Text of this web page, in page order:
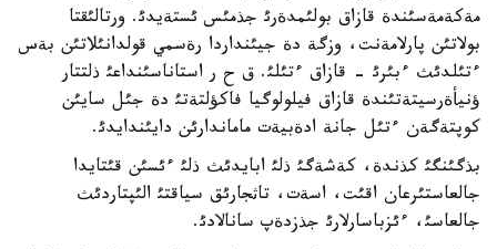
مةكةمةسئندة قازاق بولئمدةرئ جذمئس ئستةيدئ. ورتالئقتا
بولاتئن پارلامةنت، وزگة دة جيئنداردا رةسمي قولدانئلاتئن بةس
ءتئلدئث ءبئرئ - قازاق ءتئلئ. ق ح ر استاناسئنداعئ ذلتتار
ؤنيأةرسيتةتئندة قازاق فيلولوگيا فاكؤلتةتئ دة جئل سايئن
كوپتةگةن ءتئل جانة ادةبيةت ماماندارئن دايئندايدئ.
بذگئنگئ كذندة، كةشةگئ ذلئ ابايدئث ذلئ ءئسئن قئتايدا
جالعاستئرعان اقئت، اسةت، تاثجارئق سياقتئ الئپتاردئث
جالعاسئ، ءئزباسارلارئ جذزدةپ سانالادئ.